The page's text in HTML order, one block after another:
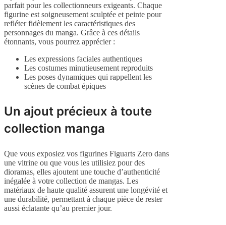
parfait pour les collectionneurs exigeants. Chaque
figurine est soigneusement sculptée et peinte pour
refléter fidèlement les caractéristiques des
personnages du manga. Grâce à ces détails
étonnants, vous pourrez apprécier :
Les expressions faciales authentiques
Les costumes minutieusement reproduits
Les poses dynamiques qui rappellent les
scènes de combat épiques
Un ajout précieux à toute
collection manga
Que vous exposiez vos figurines Figuarts Zero dans
une vitrine ou que vous les utilisiez pour des
dioramas, elles ajoutent une touche d’authenticité
inégalée à votre collection de mangas. Les
matériaux de haute qualité assurent une longévité et
une durabilité, permettant à chaque pièce de rester
aussi éclatante qu’au premier jour.